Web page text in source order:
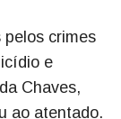
pelos crimes
e
Chaves,
ao atentado.